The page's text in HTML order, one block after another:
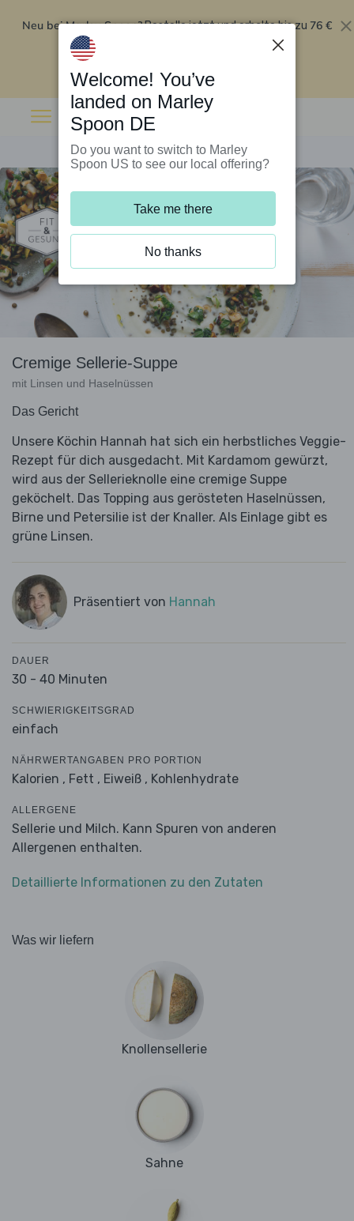
Neu bei Marley Spoon?Bestelle jetzt und erhalte bis zu 76 €
Rabatt auf deine ersten fünf Boxen
Cremige Sellerie-Suppe
mit Linsen und Haselnüssen
Das Gericht
Unsere Köchin Hannah hat sich ein herbstliches Veggie-
Rezept für dich ausgedacht. Mit Kardamom gewürzt,
wird aus der Sellerieknolle eine cremige Suppe
geköchelt. Das Topping aus gerösteten Haselnüssen,
Birne und Petersilie ist der Knaller. Als Einlage gibt es
grüne Linsen.
Präsentiert von Hannah
DAUER
30 - 40 Minuten
SCHWIERIGKEITSGRAD
einfach
NÄHRWERTANGABEN PRO PORTION
Kalorien , Fett , Eiweiß , Kohlenhydrate
ALLERGENE
Sellerie und Milch. Kann Spuren von anderen
Allergenen enthalten.
Detaillierte Informationen zu den Zutaten
Was wir liefern
Knollensellerie
Sahne
Welcome! You’ve
landed on Marley
Spoon DE
Do you want to switch to Marley
Spoon US to see our local offering?
Take me there
No thanks